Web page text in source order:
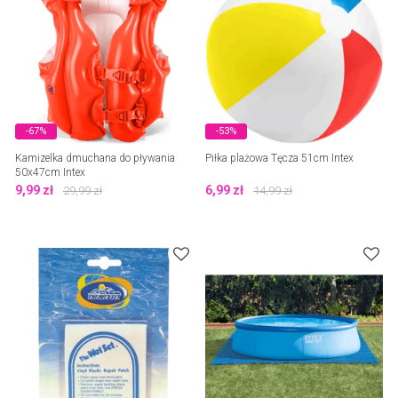
-67%
Kamizelka dmuchana do pływania
50x47cm Intex
9,99 zł 29,99zł
-53%
Piłka plażowa Tęcza 51cm Intex
6,99 zł 14,99zł